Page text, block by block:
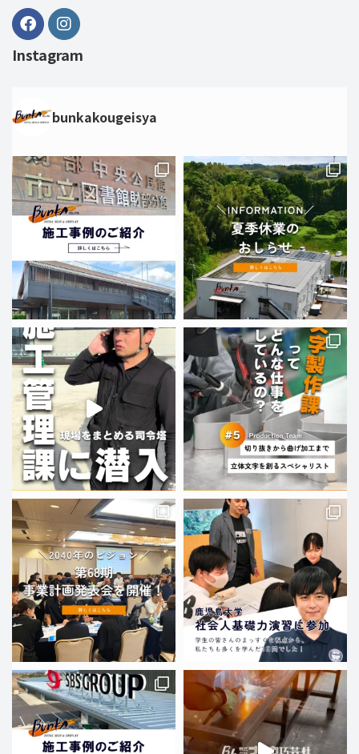
Instagram
bunkakougeisya